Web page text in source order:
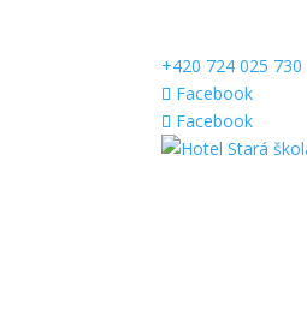
+420 724 025 730
Facebook
Facebook